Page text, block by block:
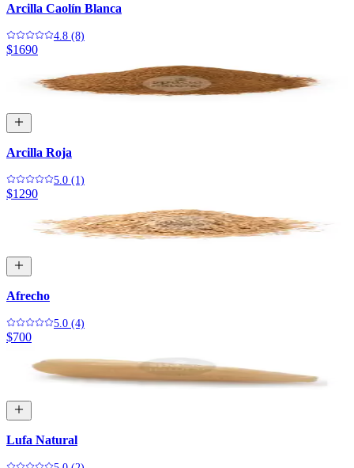
Arcilla Caolín Blanca
4.8 (8)
$1690
Arcilla Roja
5.0 (1)
$1290
Afrecho
5.0 (4)
$700
Lufa Natural